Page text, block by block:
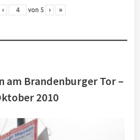
‹ von 5 › »
am Brandenburger Tor –
2010